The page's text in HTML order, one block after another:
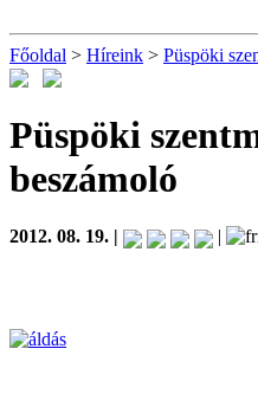
Főoldal > Híreink > Püspöki
Püspöki
beszámoló
2012. 08. 19. | |